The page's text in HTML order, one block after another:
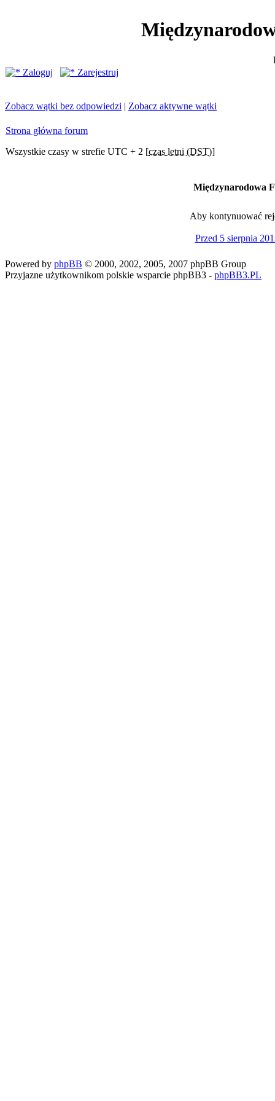
Zaloguj
Zarejestruj
Zobacz wątki bez odpowiedzi | Zobacz aktywne wątki
Strona główna forum
Wszystkie czasy w strefie UTC + 2 [czas letni (DST)]
Międzynarodowa
Aby kontynuować
Przed 5 sierpnia
Powered by phpBB © 2000, 2002, 2005, 2007 phpBB Group
Przyjazne użytkownikom polskie wsparcie phpBB3 - phpBB3.PL